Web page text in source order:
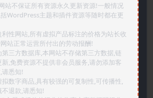
站不保证所有资源永久更新资源!一般情况
WordPress主题和插件资源等随时都在更
利性网站,所有虚拟产品标注的价格为站长收
站正常运营所付出的劳动报酬!
第三方数据库,本网站不存储第三方数据,链
,免费资源不提供非会员服务,请勿添加客
悉知!
拟数字商品,具有较强的可复制性,可传播性,
退款,请悉知!